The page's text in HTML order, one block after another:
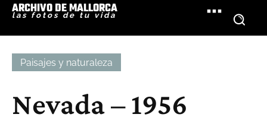
ARCHIVO DE MALLORCA
las fotos de tu vida
Paisajes y naturaleza
Nevada – 1956